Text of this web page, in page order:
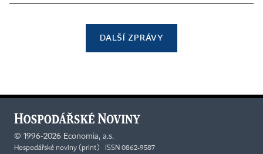
DALŠÍ ZPRÁVY
© 1996-2026 Economia, a.s.
Hospodářské noviny (print) ISSN 0862-9587